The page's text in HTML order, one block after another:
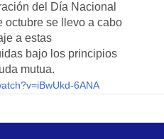
del Día Nacional
octubre se llevo a cabo
a estas
bajo los principios
mutua.
6ANA